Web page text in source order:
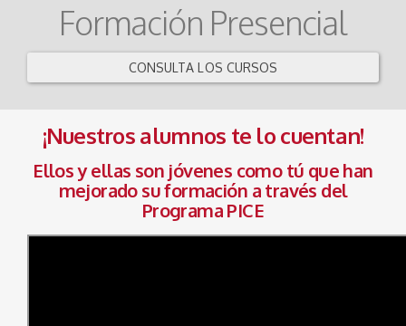
Formación Presencial
CONSULTA LOS CURSOS
¡Nuestros alumnos te lo cuentan!
Ellos y ellas son jóvenes como tú que han
mejorado su formación a través del
Programa PICE